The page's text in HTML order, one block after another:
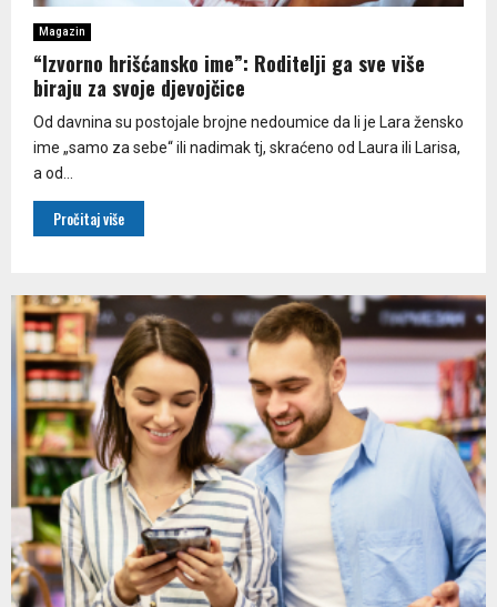
Magazin
“Izvorno hrišćansko ime”: Roditelji ga sve više
biraju za svoje djevojčice
Od davnina su postojale brojne nedoumice da li je Lara žensko
ime „samo za sebe“ ili nadimak tj, skraćeno od Laura ili Larisa,
a od...
Pročitaj više